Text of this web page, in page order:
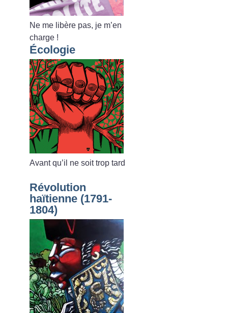
Ne me libère pas, je m’en
charge !
Écologie
Avant qu’il ne soit trop tard
Révolution
haïtienne (1791-
1804)